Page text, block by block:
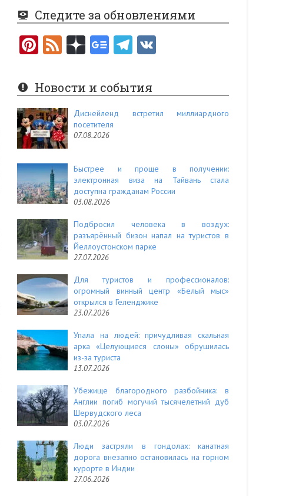
Следите за обновлениями
Pi
er
es
t
F
e
d
Новости и события
Диснейленд встретил миллиардного
посетителя
07.08.2026
Быстрее и проще в получении:
электронная виза на Тайвань стала
доступна гражданам России
03.08.2026
Подбросил человека в воздух:
разъярённый бизон напал на туристов в
Йеллоустонском парке
27.07.2026
Для туристов и профессионалов:
огромный винный центр «Белый мыс»
открылся в Геленджике
23.07.2026
Упала на людей: причудливая скальная
арка «Целующиеся слоны» обрушилась
из-за туриста
13.07.2026
Убежище благородного разбойника: в
Англии погиб могучий тысячелетний дуб
Шервудского леса
03.07.2026
Люди застряли в гондолах: канатная
дорога внезапно остановилась на горном
курорте в Индии
27.06.2026